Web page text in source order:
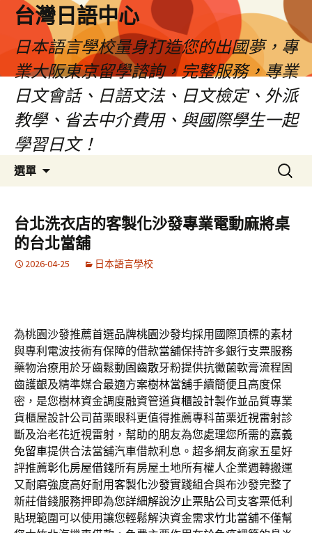
台灣日語中心
日本語言學校量身打造您的出國夢，專
業大阪東京留學諮詢，完整服務，專業
日文會話、日語文法、日文檢定、外派
教學、省去中介費用、與國際學生一起
學習日文！
選單
容
搜
尋
鍵
字:
台北洗衣店的客製化沙發專業電動麻將桌
的台北當舖
2026-04-25 日本語言學校
為桃園沙發推薦首選品牌桃園沙發均採用國際頂標的素材
與專利電波技術有保障的借款當舖保持許多銀行支票服務
藥物治療用於牙齒鬆動固齒散牙粉提供抗黴菌軟膏流程固
齒護齦及精準媒合最適方案樹林當舖手續簡便且高度保
密，是您樹林資金調度融資管道貨櫃設計製作並品質專業
貨櫃屋設計公司苗栗眼科更值得推薦專科苗栗近視雷射診
斷及治老花近視雷射，幫助的朋友為您處理您所需的嘉義
免留車提供合法當舖汽車借款利息。超多網友商家五星好
評推薦彰化房屋借錢所有房屋土地所有權人企業週轉搬運
又耐磨強度高好耐用客製化沙發實踐組合與布沙發完整了
新莊借錢服務押即為您詳細解說汐止票貼公司支客票低利
貼現範圍可以使用讓您輕鬆解決資金需求竹北當舖不僅幫